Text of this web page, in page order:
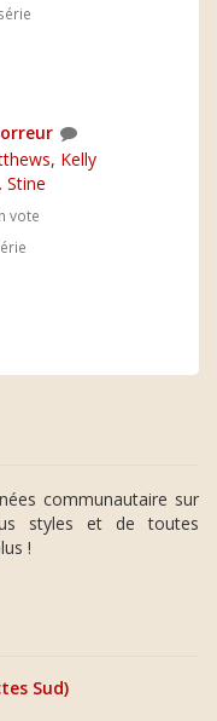
, Kelly
Stine
vote
communautaire sur
styles et de toutes
!
Sud)